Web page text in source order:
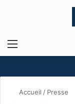
Menu
Accueil / Presse